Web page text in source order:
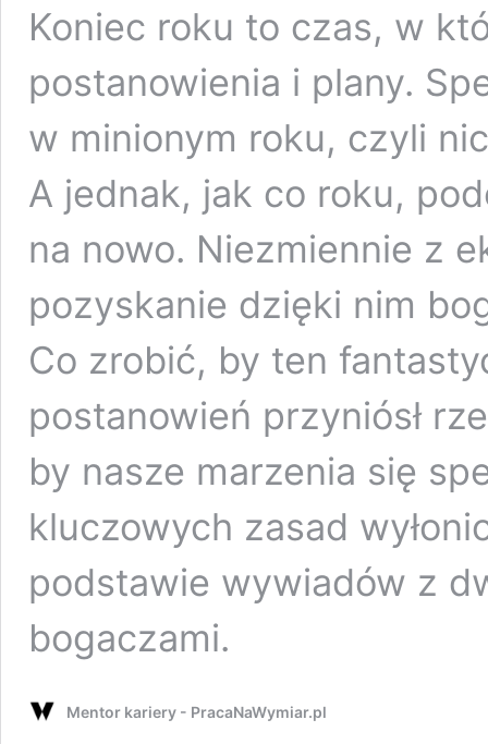
Koniec roku to czas, w
postanowienia i plany.
w minionym roku, czyli
A jednak, jak co roku,
na nowo. Niezmiennie z
pozyskanie dzięki nim
Co zrobić, by ten
postanowień przyniósł
by nasze marzenia się
kluczowych zasad
podstawie wywiadów z
bogaczami.
Mentor kariery - PracaNaWymiar.pl